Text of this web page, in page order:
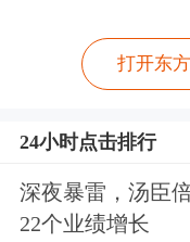
打开东
24小时点击排行
深夜暴雷，汤臣
22个业绩增长